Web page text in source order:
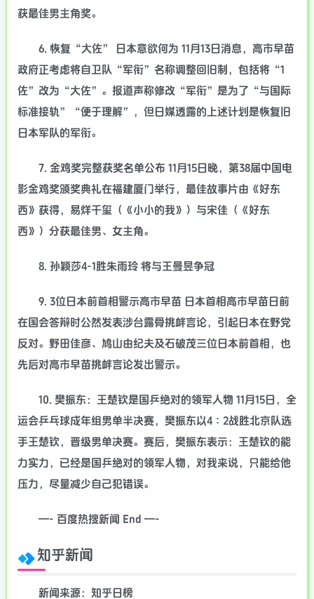
获最佳男主角奖。
6. 恢复“大佐” 日本意欲何为 11月13日消息，高市早苗
政府正考虑将自卫队“军衔”名称调整回旧制，包括将“1
佐”改为“大佐”。报道声称修改“军衔”是为了“与国际
标准接轨”“便于理解”，但日媒透露的上述计划是恢复旧
日本军队的军衔。
7. 金鸡奖完整获奖名单公布 11月15日晚，第38届中国电
影金鸡奖颁奖典礼在福建厦门举行，最佳故事片由《好东
西》获得，易烊千玺（《小小的我》）与宋佳（《好东
西》）分获最佳男、女主角。
8. 孙颖莎4-1胜朱雨玲 将与王曼昱争冠
9. 3位日本前首相警示高市早苗 日本首相高市早苗日前
在国会答辩时公然发表涉台露骨挑衅言论，引起日本在野党
反对。野田佳彦、鸠山由纪夫及石破茂三位日本前首相，也
先后对高市早苗挑衅言论发出警示。
10. 樊振东：王楚钦是国乒绝对的领军人物 11月15日，全
运会乒乓球成年组男单半决赛，樊振东以4∶2战胜北京队选
手王楚钦，晋级男单决赛。赛后，樊振东表示：王楚钦的能
力实力，已经是国乒绝对的领军人物，对我来说，只能给他
压力，尽量减少自己犯错误。
—- 百度热搜新闻 End —-
知乎新闻
新闻来源：知乎日榜